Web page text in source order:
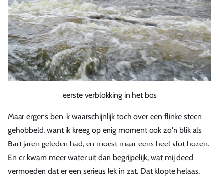
eerste verblokking in het bos
Maar ergens ben ik waarschijnlijk toch over een flinke steen
gehobbeld, want ik kreeg op enig moment ook zo'n blik als
Bart jaren geleden had, en moest maar eens heel vlot hozen.
En er kwam meer water uit dan begrijpelijk, wat mij deed
vermoeden dat er een serieus lek in zat. Dat klopte helaas.